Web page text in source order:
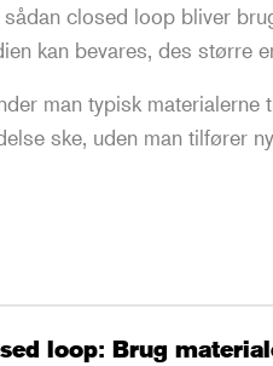
closed loop bliver
kan bevares, des større
man typisk materialerne
ske, uden man tilfører
loop: Brug